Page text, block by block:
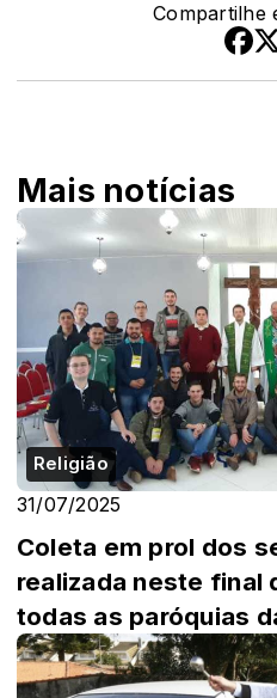
Compartilhe
Mais notícias
Religião
31/07/2025
Coleta em prol dos
realizada neste final
todas as paróquias
Guarapuava.